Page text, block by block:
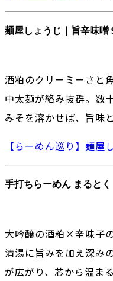
麺屋しょうじ｜旨辛味噌
酒粕のクリーミーさと
中太麺が絡み抜群。数
みそを溶かせば、旨味
【らーめん巡り】麺屋
手打ちらーめん まると
大吟醸の酒粕×辛味子
清湯に旨みを加え深み
が広がり、芯から温まる